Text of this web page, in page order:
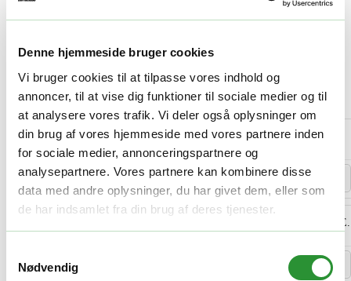
Denne hjemmeside bruger cookies
Vi bruger cookies til at tilpasse vores indhold og
annoncer, til at vise dig funktioner til sociale medier og til
at analysere vores trafik. Vi deler også oplysninger om
din brug af vores hjemmeside med vores partnere inden
for sociale medier, annonceringspartnere og
analysepartnere. Vores partnere kan kombinere disse
data med andre oplysninger, du har givet dem, eller som
de har indsamlet fra din brug af deres tjenester.
Nødvendig
Gratis kampagnevare:EGO BA1400T 2,5 Ah li-ion batteri
Så længe lager haves – Senest til 31.12.2026
Kampagnevaren tilføjes automatisk til kurven.
Ofte købt sammen med
EGO AN5300 flad dyse til LB5300E og LB5750
+75,00kr.pr. stk.
Antal −
EGO AGC1001 Tagrenderensningspakke til LB5300E og LB5800E.
+425,00kr. Den
395,00kr.Den
pr. stk.